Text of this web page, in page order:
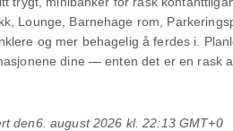
Lounge, Barnehage rom,
og mer behagelig å ferdes i.
dine — enten det er en rask
den6. august 2026 kl. 22:13 GMT+0